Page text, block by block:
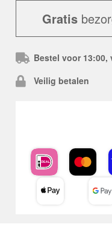
Gratis
Bestel voor 13:00,
Veilig betalen